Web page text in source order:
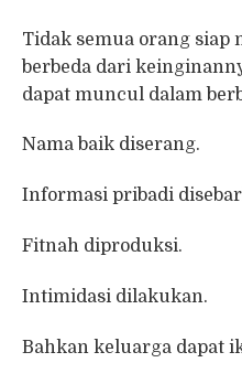
Tidak semua orang siap
berbeda dari
dapat muncul dalam
Nama baik diserang.
Informasi pribadi
Fitnah diproduksi.
Intimidasi dilakukan.
Bahkan keluarga dapat